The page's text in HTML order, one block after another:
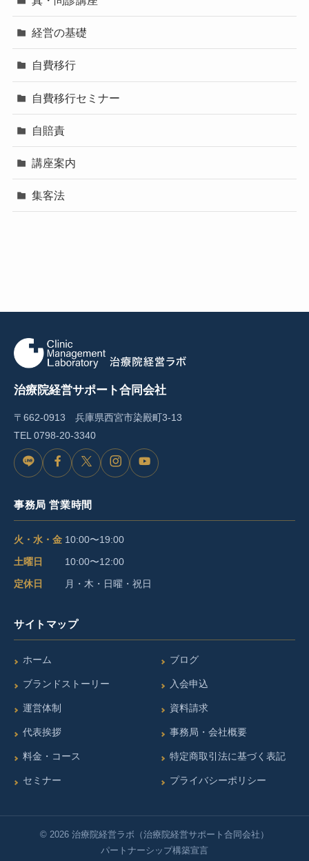
経営の基礎
自費移行
自費移行セミナー
自賠責
講座案内
集客法
治療院経営サポート合同会社
〒662-0913 兵庫県西宮市染殿町3-13
TEL0798-20-3340
L
N
E
F
c
e
k
X
I
s
t
a
g
Y
u
b
事務局 営業時間
火・水・金 10:00〜19:00
土曜日
10:00〜12:00
定休日
月・木・日曜・祝日
サイトマップ
ホーム
ブランドストーリー
運営体制
代表挨拶
料金・コース
セミナー
ブログ
入会申込
資料請求
事務局・会社概要
特定商取引法に基づく表記
プライバシーポリシー
© 2026 治療院経営ラボ（治療院経営サポート合同会社）
パートナーシップ構築宣言